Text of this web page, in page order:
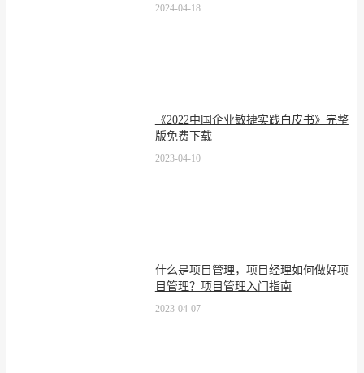
2024-04-18
《2022中国企业敏捷实践白皮书》完整
版免费下载
2023-04-10
什么是项目管理，项目经理如何做好项
目管理？项目管理入门指南
2023-04-07